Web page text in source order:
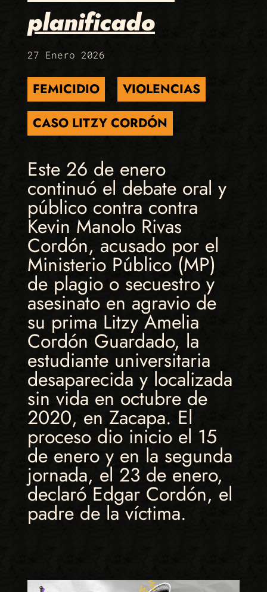
planificado
27 Enero 2026
FEMICIDIO
VIOLENCIAS
CASO LITZY CORDÓN
Este 26 de enero
continuó el debate oral y
público contra contra
Kevin Manolo Rivas
Cordón, acusado por el
Ministerio Público (MP)
de plagio o secuestro y
asesinato en agravio de
su prima Litzy Amelia
Cordón Guardado, la
estudiante universitaria
desaparecida y localizada
sin vida en octubre de
2020, en Zacapa. El
proceso dio inicio el 15
de enero y en la segunda
jornada, el 23 de enero,
declaró Edgar Cordón, el
padre de la víctima.